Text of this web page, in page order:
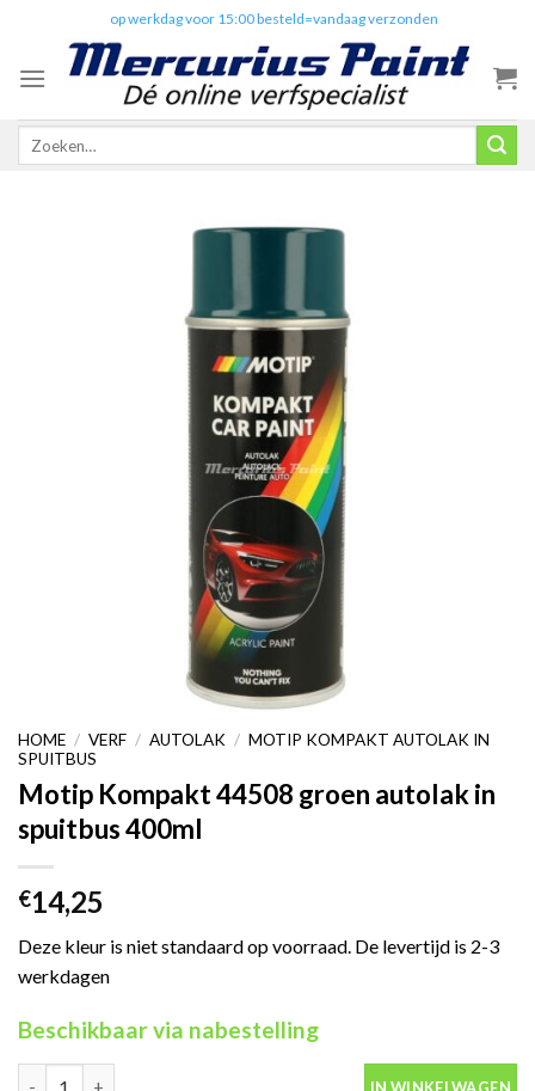
content
op werkdag voor 15:00 besteld=vandaag verzonden
Zoeken
HOME / VERF / AUTOLAK / MOTIP KOMPAKT AUTOLAK IN
SPUITBUS
Motip Kompakt 44508 groen autolak in
spuitbus 400ml
€14,25
Deze kleur is niet standaard op voorraad. De levertijd is 2-3
werkdagen
Beschikbaar via nabestelling
IN WINKELWAGEN